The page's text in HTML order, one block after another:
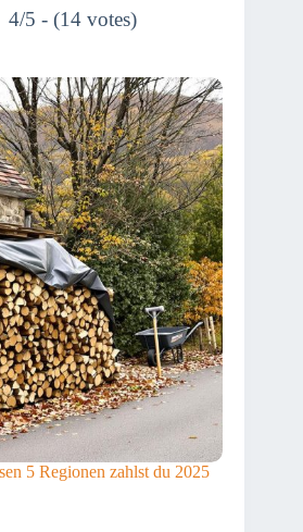
4/5 - (14 votes)
5 Regionen zahlst du 2025